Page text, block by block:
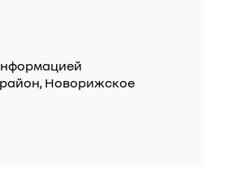
Новорижское